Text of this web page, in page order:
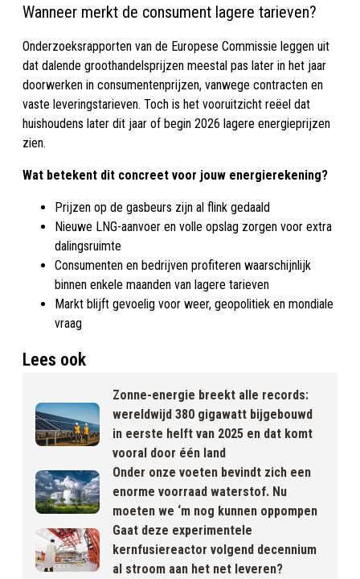
Wanneer merkt de consument lagere tarieven?
Onderzoeksrapporten van de Europese Commissie leggen uit
dat dalende groothandelsprijzen meestal pas later in het jaar
doorwerken in consumentenprijzen, vanwege contracten en
vaste leveringstarieven. Toch is het vooruitzicht reëel dat
huishoudens later dit jaar of begin 2026 lagere energieprijzen
zien.
Wat betekent dit concreet voor jouw energierekening?
Prijzen op de gasbeurs zijn al flink gedaald
Nieuwe LNG-aanvoer en volle opslag zorgen voor extra
dalingsruimte
Consumenten en bedrijven profiteren waarschijnlijk
binnen enkele maanden van lagere tarieven
Markt blijft gevoelig voor weer, geopolitiek en mondiale
vraag
Lees ook
Zonne-energie breekt alle records:
wereldwijd 380 gigawatt bijgebouwd
in eerste helft van 2025 en dat komt
vooral door één land
Onder onze voeten bevindt zich een
enorme voorraad waterstof. Nu
moeten we ‘m nog kunnen oppompen
Gaat deze experimentele
kernfusiereactor volgend decennium
al stroom aan het net leveren?